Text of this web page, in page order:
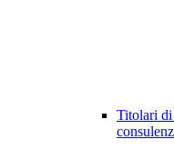
Titolari